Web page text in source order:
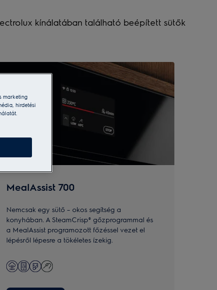
kínálatában található beépített sütők
MealAssist 700
Nemcsak egy sütő – okos segítség a
konyhában. A SteamCrisp® gőzprogrammal és
a MealAssist programozott főzéssel vezet el
lépésről lépesre a tökéletes ízekig.
marketing
hirdetési